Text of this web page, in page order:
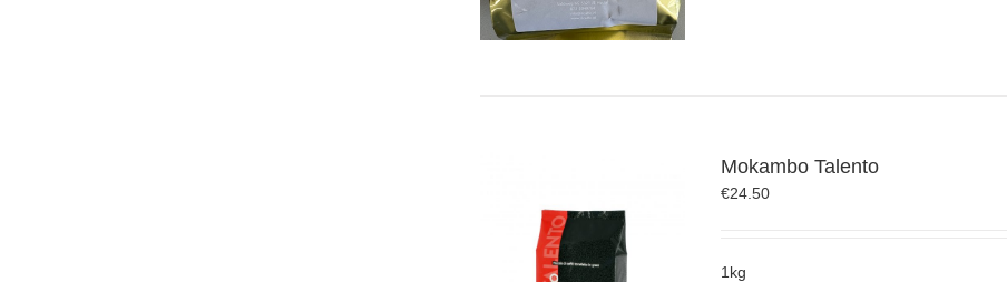
Mokambo Talento
€24.50
1kg